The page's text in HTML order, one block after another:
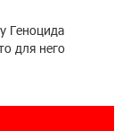
Геноцида
для него